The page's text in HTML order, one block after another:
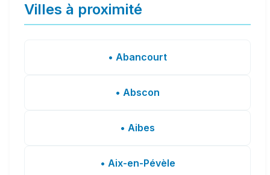
Villes à proximité
• Abancourt
• Abscon
• Aibes
• Aix-en-Pévèle